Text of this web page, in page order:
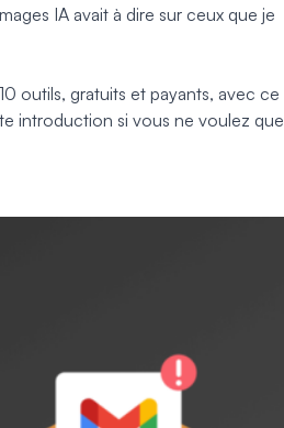
IA avait à dire sur ceux que je
outils, gratuits et payants, avec ce
introduction si vous ne voulez que